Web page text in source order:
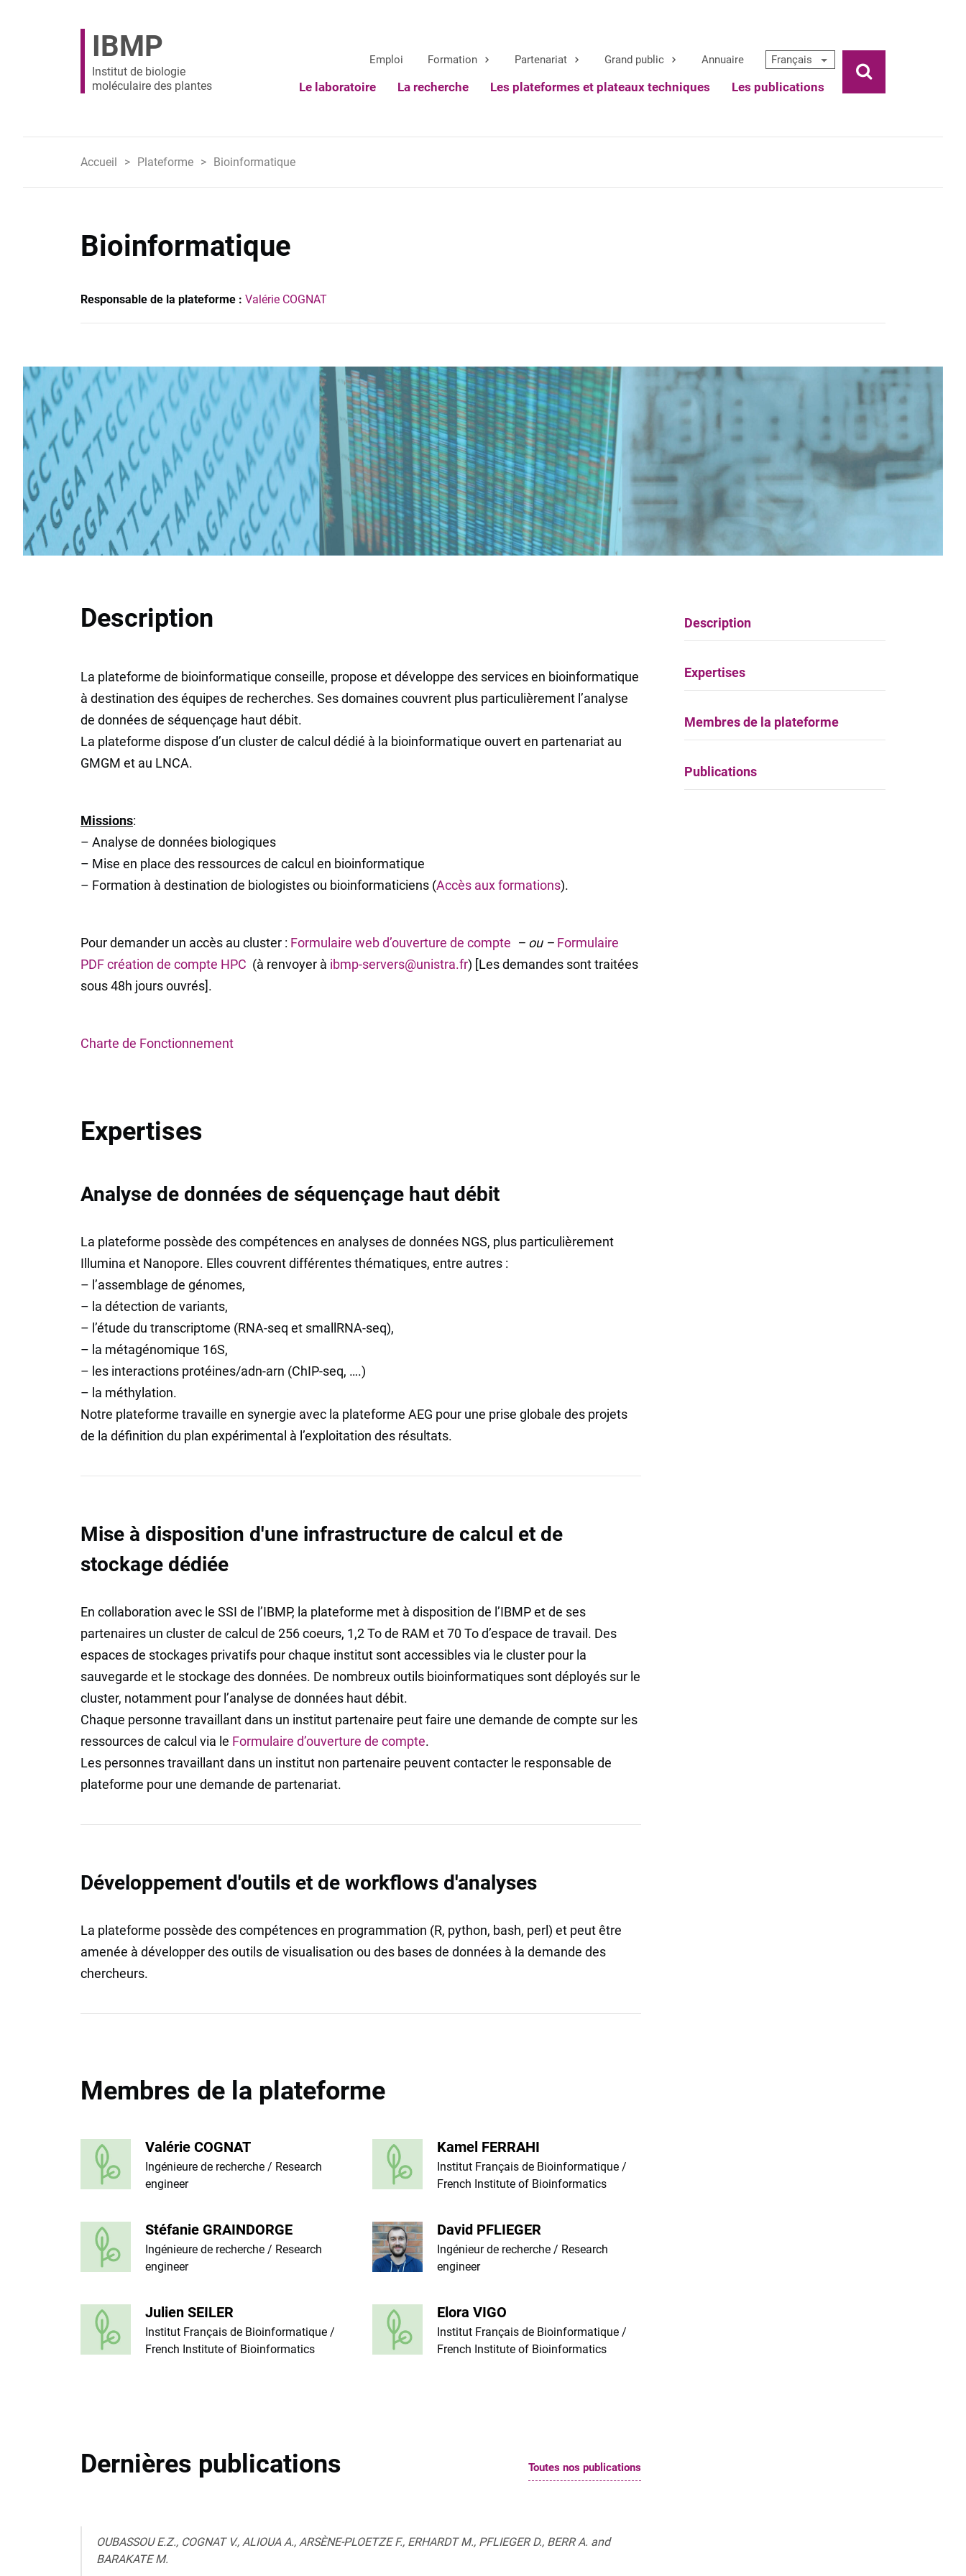
IBMP
Institut de biologie
moléculaire des plantes
Emploi Formation Partenariat Grand public Annuaire Français
Le laboratoire La recherche Les plateformes et plateaux techniques Les publications
Ouvrir la
Accueil Plateforme Bioinformatique
Bioinformatique
Responsable de la plateforme : Valérie COGNAT
Description
La plateforme de bioinformatique conseille, propose et développe des services en bioinformatique
à destination des équipes de recherches. Ses domaines couvrent plus particulièrement l’analyse
de données de séquençage haut débit.
La plateforme dispose d’un cluster de calcul dédié à la bioinformatique ouvert en partenariat au
GMGM et au LNCA.
Missions:
– Analyse de données biologiques
– Mise en place des ressources de calcul en bioinformatique
– Formation à destination de biologistes ou bioinformaticiens (Accès aux formations).
Pour demander un accès au cluster : Formulaire web d’ouverture de compte – ou – Formulaire
PDF création de compte HPC (à renvoyer à ibmp-servers@unistra.fr) [Les demandes sont traitées
sous 48h jours ouvrés].
Charte de Fonctionnement
Expertises
Analyse de données de séquençage haut débit
La plateforme possède des compétences en analyses de données NGS, plus particulièrement
Illumina et Nanopore. Elles couvrent différentes thématiques, entre autres :
– l’assemblage de génomes,
– la détection de variants,
– l’étude du transcriptome (RNA-seq et smallRNA-seq),
– la métagénomique 16S,
– les interactions protéines/adn-arn (ChIP-seq, ….)
– la méthylation.
Notre plateforme travaille en synergie avec la plateforme AEG pour une prise globale des projets
de la définition du plan expérimental à l’exploitation des résultats.
Mise à disposition d'une infrastructure de calcul et de
stockage dédiée
En collaboration avec le SSI de l’IBMP, la plateforme met à disposition de l’IBMP et de ses
partenaires un cluster de calcul de 256 coeurs, 1,2 To de RAM et 70 To d’espace de travail. Des
espaces de stockages privatifs pour chaque institut sont accessibles via le cluster pour la
sauvegarde et le stockage des données. De nombreux outils bioinformatiques sont déployés sur le
cluster, notamment pour l’analyse de données haut débit.
Chaque personne travaillant dans un institut partenaire peut faire une demande de compte sur les
ressources de calcul via le Formulaire d’ouverture de compte.
Les personnes travaillant dans un institut non partenaire peuvent contacter le responsable de
plateforme pour une demande de partenariat.
Développement d'outils et de workflows d'analyses
La plateforme possède des compétences en programmation (R, python, bash, perl) et peut être
amenée à développer des outils de visualisation ou des bases de données à la demande des
chercheurs.
Membres de la plateforme
Valérie COGNAT
Ingénieure de recherche / Research
engineer
Kamel FERRAHI
Institut Français de Bioinformatique /
French Institute of Bioinformatics
Stéfanie GRAINDORGE
Ingénieure de recherche / Research
engineer
David PFLIEGER
Ingénieur de recherche / Research
engineer
Julien SEILER
Institut Français de Bioinformatique /
French Institute of Bioinformatics
Elora VIGO
Institut Français de Bioinformatique /
French Institute of Bioinformatics
Dernières publications Toutes nos publications
OUBASSOU E.Z., COGNAT V., ALIOUA A., ARSÈNE-PLOETZE F., ERHARDT M., PFLIEGER D., BERR A. and
BARAKATE M.
Description
Expertises
Membres de la plateforme
Publications